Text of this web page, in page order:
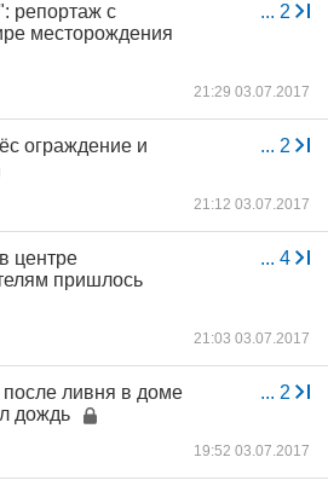
... 2
репортаж с
месторождения
21:29 03.07.2017
... 2
ограждение и
21:12 03.07.2017
... 4
центре
пришлось
21:03 03.07.2017
... 2
ливня в доме
дождь
19:52 03.07.2017